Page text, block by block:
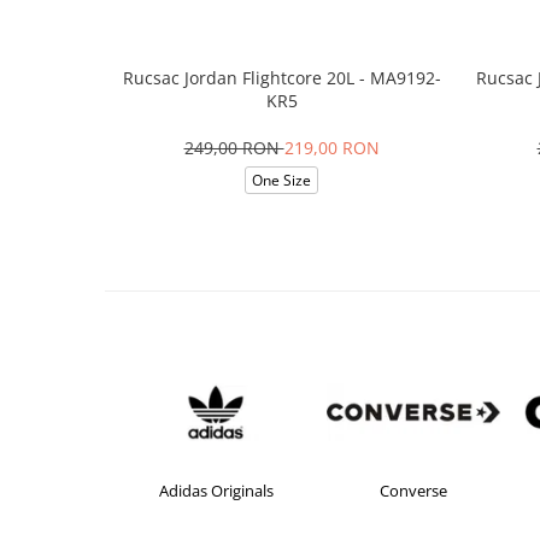
Rucsac Jordan Flightcore 20L - MA9192-
KR5
249,00 RON219,00 RON
One Size
Rucsac
Adidas Originals Converse